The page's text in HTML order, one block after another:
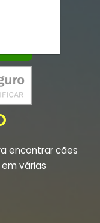
encontrar cães
várias